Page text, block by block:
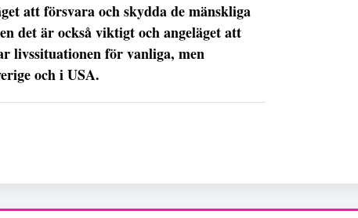
att försvara och skydda de mänskliga
det är också viktigt och angeläget att
livssituationen för vanliga, men
och i USA.